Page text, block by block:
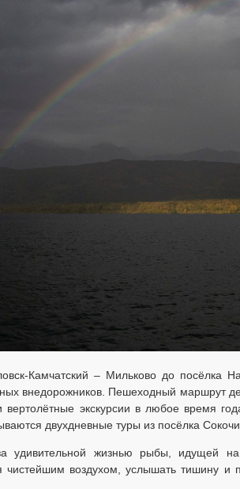
Камчатский – Мильково до посёлка
внедорожников. Пешеходный маршрут
вертолётные экскурсии в любое время
двухдневные туры из посёлка
удивительной жизнью рыбы, идущей
воздухом, услышать тишину и